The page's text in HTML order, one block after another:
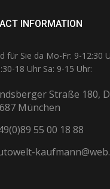
INFORMATION
für Sie da Mo-Fr: 9-12:30
18 Uhr Sa: 9-15 Uhr:
Straße 180,
München
55 00 18 88